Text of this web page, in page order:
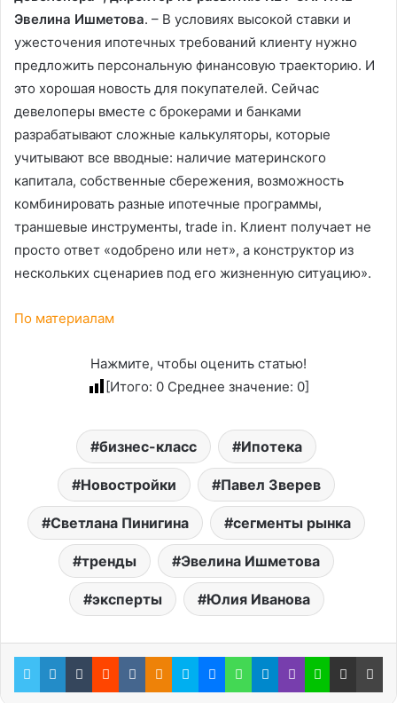
Эвелина Ишметова. – В условиях высокой ставки и
ужесточения ипотечных требований клиенту нужно
предложить персональную финансовую траекторию. И
это хорошая новость для покупателей. Сейчас
девелоперы вместе с брокерами и банками
разрабатывают сложные калькуляторы, которые
учитывают все вводные: наличие материнского
капитала, собственные сбережения, возможность
комбинировать разные ипотечные программы,
траншевые инструменты, trade in. Клиент получает не
просто ответ «одобрено или нет», а конструктор из
нескольких сценариев под его жизненную ситуацию».
По материалам
Нажмите, чтобы оценить статью!
[Итого: 0 Среднее значение: 0]
бизнес-класс Ипотека
Новостройки Павел Зверев
Светлана Пинигина сегменты рынка
тренды Эвелина Ишметова
эксперты Юлия Иванова
TwitterLinkedInTumblrRedditВконтакте
Одноклассники
SkypeMessenger
WhatsApp
Telegram
ViberLine Поделиться через электронную почту